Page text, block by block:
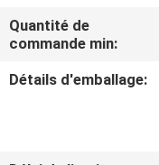
CONTRÔLE
DE
QUALITÉ
Quantité de
commande min:
Détails d'emballage: